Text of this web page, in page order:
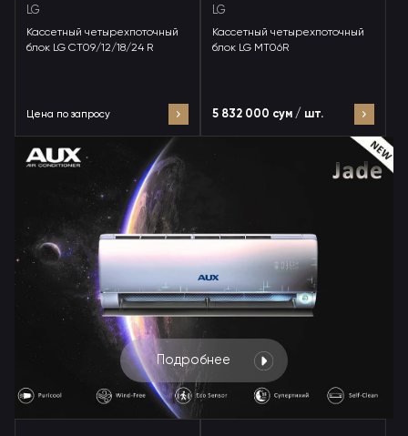
LG
Кассетный четырехпоточный
блок LG CT09/12/18/24 R
Цена по запросу
LG
Кассетный четырехпоточный
блок LG MT06R
5 832 000 сум / шт.
Подробнее